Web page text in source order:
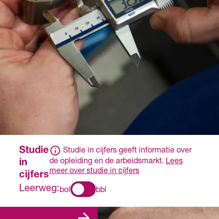
bewerkt het product.
Studie
in
cijfers
Studie in cijfers geeft informatie over
de opleiding en de arbeidsmarkt. Lees
meer over studie in cijfers
Leerweg: bol bbl